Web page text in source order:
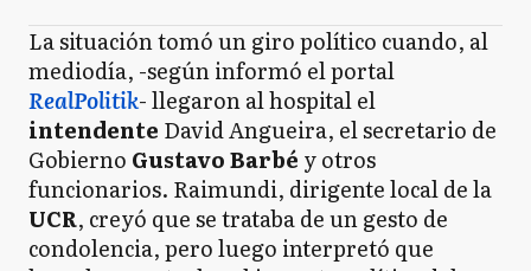
La situación tomó un giro político cuando, al
mediodía, -según informó el portal
RealPolitik- llegaron al hospital el
intendente David Angueira, el secretario de
Gobierno Gustavo Barbé y otros
funcionarios. Raimundi, dirigente local de la
UCR, creyó que se trataba de un gesto de
condolencia, pero luego interpretó que